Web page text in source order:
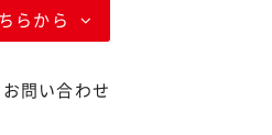
らから
お問い合わせ